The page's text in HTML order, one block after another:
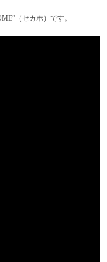
（セカホ）です。